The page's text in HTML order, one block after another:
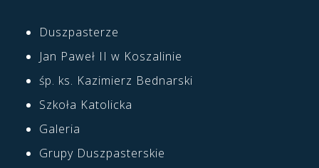
Duszpasterze
Jan Paweł II w Koszalinie
śp. ks. Kazimierz Bednarski
Szkoła Katolicka
Galeria
Grupy Duszpasterskie